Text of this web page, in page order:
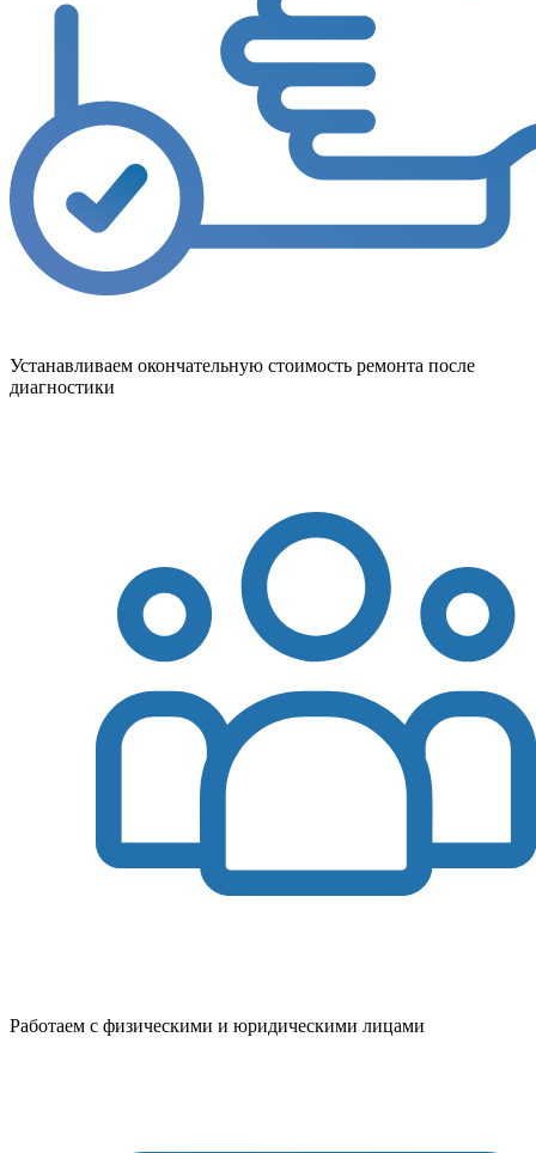
Устанавливаем окончательную стоимость ремонта после
диагностики
Работаем с физическими и юридическими лицами